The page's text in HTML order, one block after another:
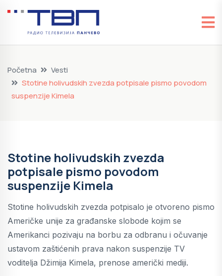
Početna
Vesti
Stotine holivudskih zvezda potpisale pismo povodom
suspenzije Kimela
Stotine holivudskih zvezda
potpisale pismo povodom
suspenzije Kimela
Stotine holivudskih zvezda potpisalo je otvoreno pismo
Američke unije za građanske slobode kojim se
Amerikanci pozivaju na borbu za odbranu i očuvanje
ustavom zaštićenih prava nakon suspenzije TV
voditelja Džimija Kimela, prenose američki mediji.